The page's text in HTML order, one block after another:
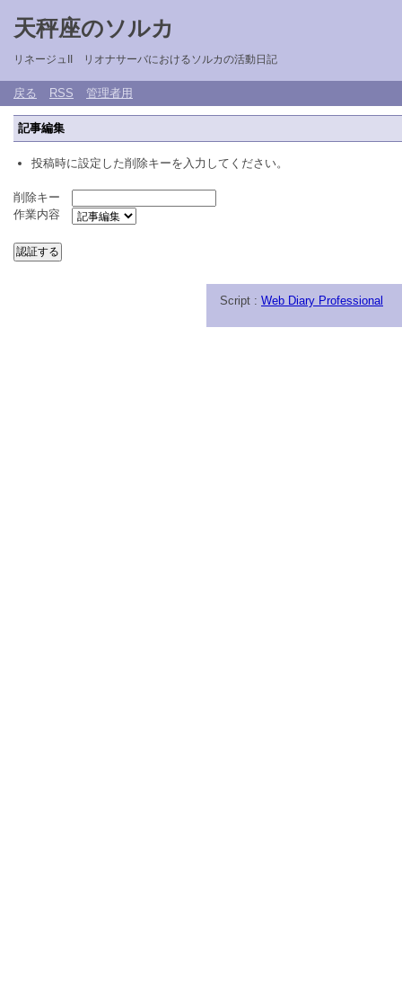
天秤座のソルカ
リネージュII リオナサーバにおけるソルカの活動日記
戻る RSS 管理者用
記事編集
投稿時に設定した削除キーを入力してください。
削除キー
作業内容
Script : Web Diary Professional